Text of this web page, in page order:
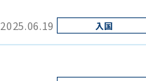
2025.06.19